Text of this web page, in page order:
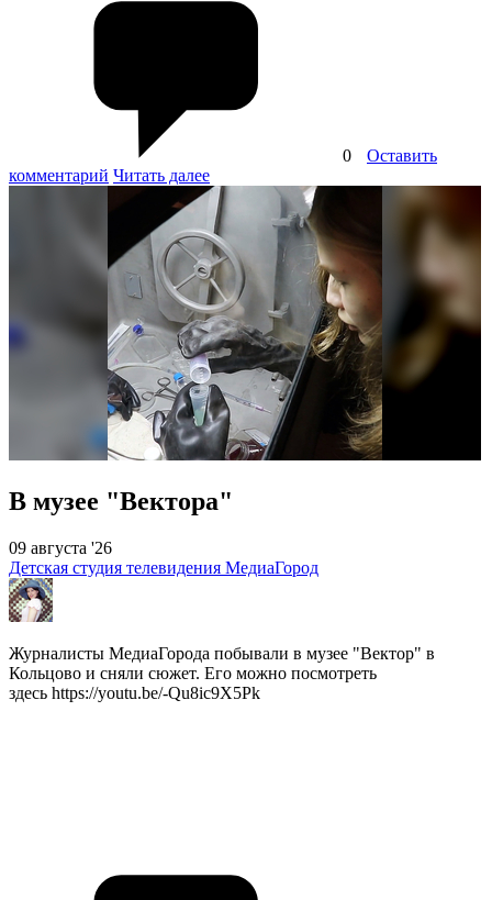
0
Оставить
комментарий Читать далее
В музее "Вектора"
09 августа '26
Детская студия телевидения МедиаГород
Журналисты МедиаГорода побывали в музее "Вектор" в
Кольцово и сняли сюжет. Его можно посмотреть
здесь https://youtu.be/-Qu8ic9X5Pk